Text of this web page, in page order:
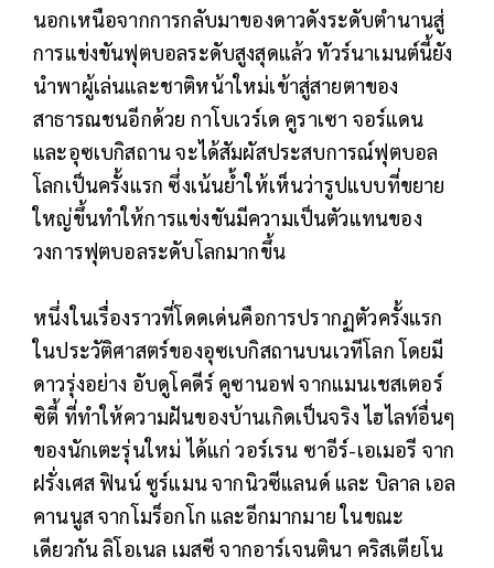
นอกเหนือจากการกลับมาของดาวดังระดับตำนานสู่
การแข่งขันฟุตบอลระดับสูงสุดแล้ว ทัวร์นาเมนต์นี้ยัง
นำพาผู้เล่นและชาติหน้าใหม่เข้าสู่สายตาของ
สาธารณชนอีกด้วย กาโบเวร์เด คูราเซา จอร์แดน
และอุซเบกิสถาน จะได้สัมผัสประสบการณ์ฟุตบอล
โลกเป็นครั้งแรก ซึ่งเน้นย้ำให้เห็นว่ารูปแบบที่ขยาย
ใหญ่ขึ้นทำให้การแข่งขันมีความเป็นตัวแทนของ
วงการฟุตบอลระดับโลกมากขึ้น
หนึ่งในเรื่องราวที่โดดเด่นคือการปรากฏตัวครั้งแรก
ในประวัติศาสตร์ของอุซเบกิสถานบนเวทีโลก โดยมี
ดาวรุ่งอย่าง อับดูโคดีร์ คูซานอฟ จากแมนเชสเตอร์
ซิตี้ ที่ทำให้ความฝันของบ้านเกิดเป็นจริง ไฮไลท์อื่นๆ
ของนักเตะรุ่นใหม่ ได้แก่ วอร์เรน ซาอีร์-เอเมอรี จาก
ฝรั่งเศส ฟินน์ ซูร์แมน จากนิวซีแลนด์ และ บิลาล เอล
คานนูส จากโมร็อกโก และอีกมากมาย ในขณะ
เดียวกัน ลิโอเนล เมสซี จากอาร์เจนตินา คริสเตียโน